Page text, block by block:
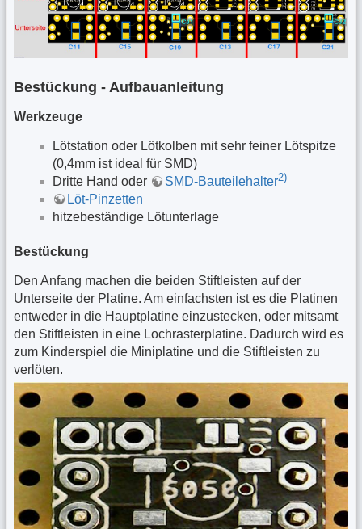
Bestückung - Aufbauanleitung
Werkzeuge
Lötstation oder Lötkolben mit sehr feiner Lötspitze
(0,4mm ist ideal für SMD)
Dritte Hand oder
SMD-Bauteilehalter2)
Löt-Pinzetten
hitzebeständige Lötunterlage
Bestückung
Den Anfang machen die beiden Stiftleisten auf der
Unterseite der Platine. Am einfachsten ist es die Platinen
entweder in die Hauptplatine einzustecken, oder mitsamt
den Stiftleisten in eine Lochrasterplatine. Dadurch wird es
zum Kinderspiel die Miniplatine und die Stiftleisten zu
verlöten.